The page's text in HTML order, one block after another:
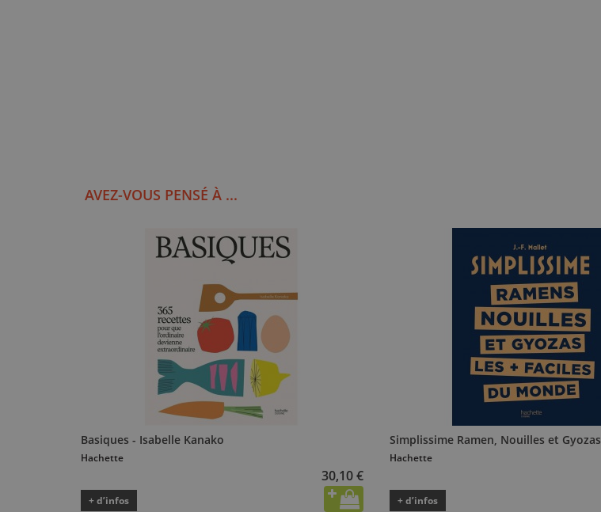
AVEZ-VOUS PENSÉ À ...
Basiques - Isabelle Kanako
Hachette
30,10 €
+ d’infos
Simplissime Ramen, Nouilles et Gyozas
Hachette
+ d’infos